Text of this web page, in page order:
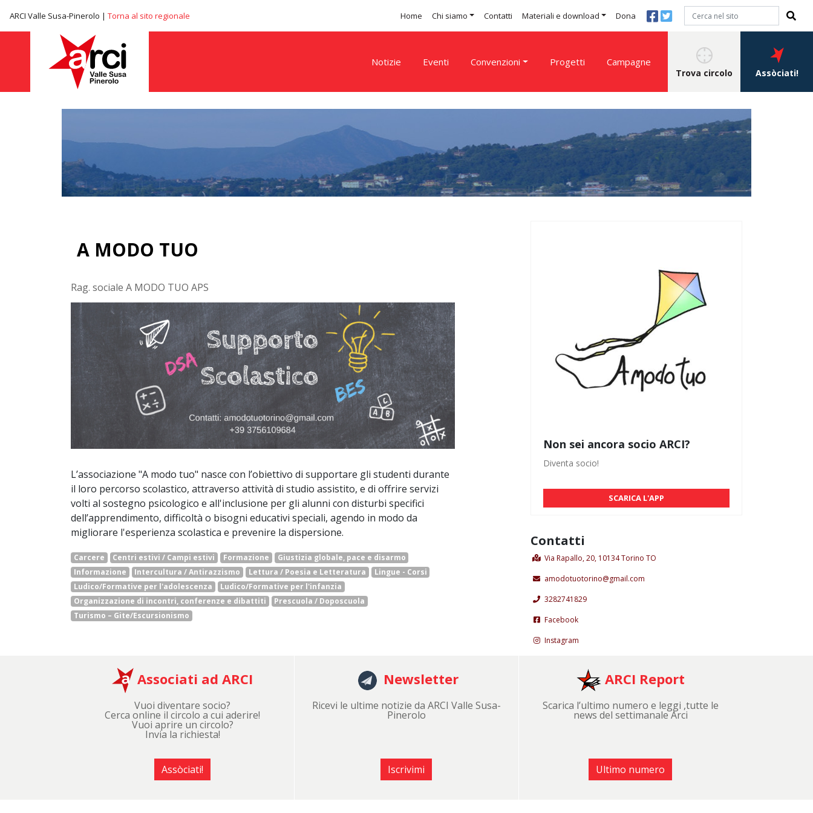
ARCI Valle Susa-Pinerolo | Torna al sito regionale Home Chi siamo Contatti Materiali e download Dona
Notizie Eventi Convenzioni Progetti Campagne
Trova circolo Assòciati!
A MODO TUO
Rag. sociale A MODO TUO APS
L’associazione "A modo tuo" nasce con l’obiettivo di supportare gli studenti durante
il loro percorso scolastico, attraverso attività di studio assistito, e di offrire servizi
volti al sostegno psicologico e all'inclusione per gli alunni con disturbi specifici
dell’apprendimento, difficoltà o bisogni educativi speciali, agendo in modo da
migliorare l'esperienza scolastica e prevenire la dispersione.
Carcere Centri estivi / Campi estivi Formazione
Giustizia globale, pace e disarmo
Informazione
Intercultura / Antirazzismo Lettura / Poesia e Letteratura
Lingue - Corsi
Ludico/Formative per l'adolescenza
Ludico/Formative per l'infanzia
Organizzazione di incontri, conferenze e dibattiti
Prescuola / Doposcuola
Turismo – Gite/Escursionismo
Non sei ancora socio ARCI?
Diventa socio!
SCARICA L'APP
Contatti
Via Rapallo, 20, 10134 Torino TO
amodotuotorino@gmail.com
3282741829
Facebook
Instagram
Associati ad ARCI
Vuoi diventare socio?
Cerca online il circolo a cui aderire!
Vuoi aprire un circolo?
Invia la richiesta!
Assòciati!
Newsletter
Ricevi le ultime notizie da ARCI Valle Susa-
Pinerolo
Iscrivimi
ARCI Report
Scarica l’ultimo numero e leggi ,tutte le
news del settimanale Arci
Ultimo numero